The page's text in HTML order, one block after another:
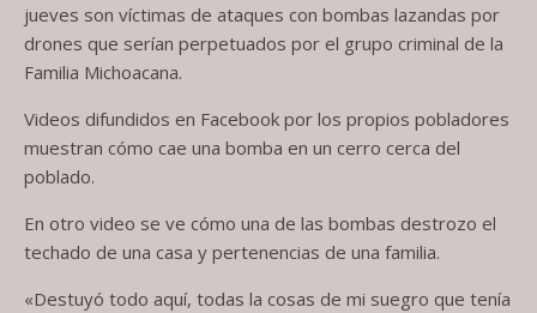
jueves son víctimas de ataques con bombas lazandas por
drones que serían perpetuados por el grupo criminal de la
Familia Michoacana.
Videos difundidos en Facebook por los propios pobladores
muestran cómo cae una bomba en un cerro cerca del
poblado.
En otro video se ve cómo una de las bombas destrozo el
techado de una casa y pertenencias de una familia.
«Destuyó todo aquí, todas la cosas de mi suegro que tenía